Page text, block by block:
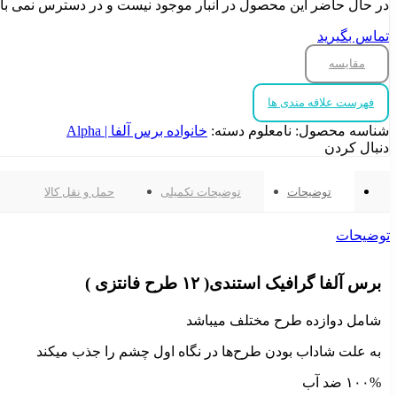
در حال حاضر این محصول در انبار موجود نیست و در دسترس نمی
تماس بگیرید
مقایسه
فهرست علاقه مندی ها
شناسه محصول: نامعلوم دسته: خانواده برس آلفا | Alpha
دنبال کردن
توضیحات توضیحات تکمیلی حمل و نقل کالا
توضیحات
برس آلفا گرافیک استندی( ۱۲ طرح فانتزی )
شامل دوازده طرح مختلف میباشد
به علت شاداب بودن طرح‌ها در نگاه اول چشم را جذب میکند
۱۰۰% ضد آب